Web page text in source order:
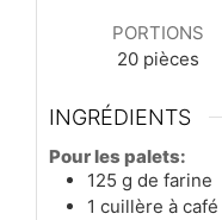
PORTIONS
20 pièces
INGRÉDIENTS
Pour les palets:
125 g de farine
1 cuillère à café